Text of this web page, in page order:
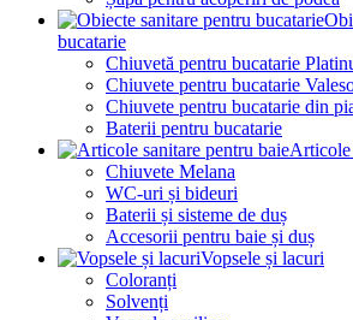
bucatarie
Chiuvetă pentru bucatarie
Chiuvete pentru bucatarie
Chiuvete pentru bucatarie din
Baterii pentru bucatarie
Articole
Chiuvete Melana
WC-uri și bideuri
Baterii și sisteme de duș
Accesorii pentru baie și duș
Vopsele și lacuri
Coloranți
Solvenți